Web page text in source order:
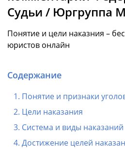
Судьи / Юргруппа
Понятие и цели наказния –
юристов онлайн
Содержание
Понятие и признаки
Цели наказания
Система и виды наказаний
Достижение целей